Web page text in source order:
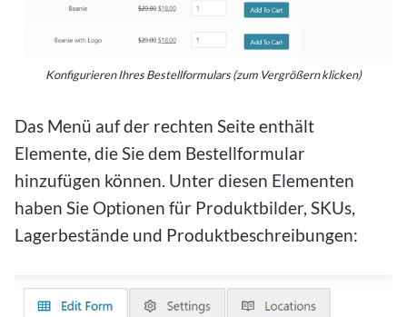
Konfigurieren Ihres Bestellformulars (zum Vergrößern klicken)
Das Menü auf der rechten Seite enthält
Elemente, die Sie dem Bestellformular
hinzufügen können. Unter diesen Elementen
haben Sie Optionen für Produktbilder, SKUs,
Lagerbestände und Produktbeschreibungen: